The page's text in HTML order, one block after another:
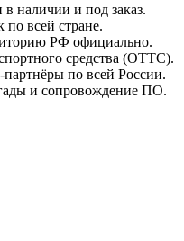
наличии и под заказ.
всей стране.
РФ официально.
средства (ОТТС).
по всей России.
и сопровождение ПО.